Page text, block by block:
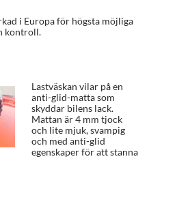
i Europa för högsta möjliga
kontroll.
Lastväskan vilar på en
anti-glid-matta som
skyddar bilens lack.
Mattan är 4 mm tjock
och lite mjuk, svampig
och med anti-glid
egenskaper för att stanna